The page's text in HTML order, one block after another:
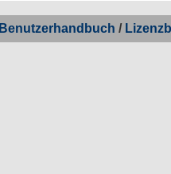
Benutzerhandbuch /